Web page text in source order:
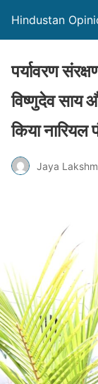
Hindustan
पर्यावरण
विष्णुदेव साय
किया नारियल
Jaya